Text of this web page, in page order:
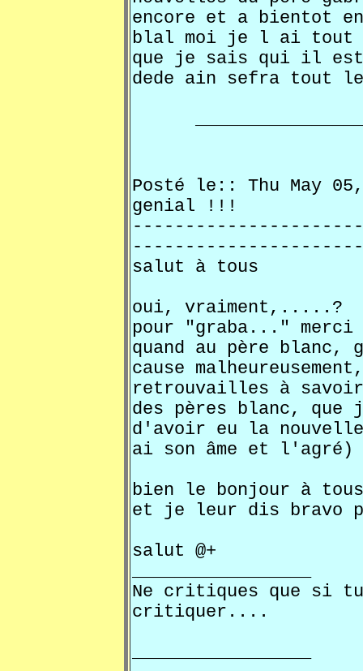
encore et a bientot
blal moi je l ai tout
que je sais qui il est
dede ain sefra tout
Posté le:: Thu May
genial !!!
----------------------
salut à tous
oui, vraiment,.....?
pour "graba..." merci
quand au père
cause
retrouvailles à savoir
des pères blanc, que
d'avoir eu la nouvelle
ai son âme et l'agré)
bien le bonjour à
et je leur dis bravo
salut @+
_________________
Ne critiques que si
critiquer....
_________________